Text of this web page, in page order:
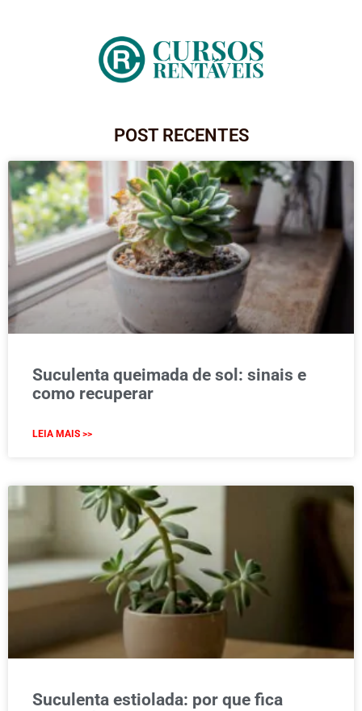
POST RECENTES
Suculenta queimada de sol: sinais e
como recuperar
LEIA MAIS >>
Suculenta estiolada: por que fica